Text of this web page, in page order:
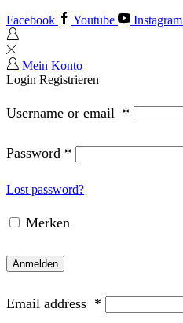
Facebook Youtube Instagram
Mein Konto
Login Registrieren
Username or email *
Password *
Lost password?
Merken
Anmelden
Email address *